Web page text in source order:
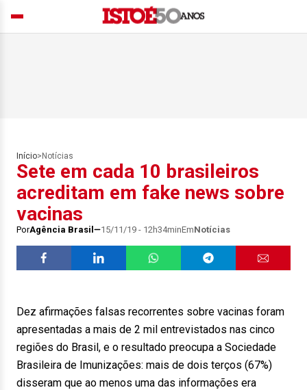
Início> Notícias
Sete em cada 10 brasileiros
acreditam em fake news sobre
vacinas
PorAgência Brasil 15/11/19 - 12h34minEmNotícias
Dez afirmações falsas recorrentes sobre vacinas foram
apresentadas a mais de 2 mil entrevistados nas cinco
regiões do Brasil, e o resultado preocupa a Sociedade
Brasileira de Imunizações: mais de dois terços (67%)
disseram que ao menos uma das informações era